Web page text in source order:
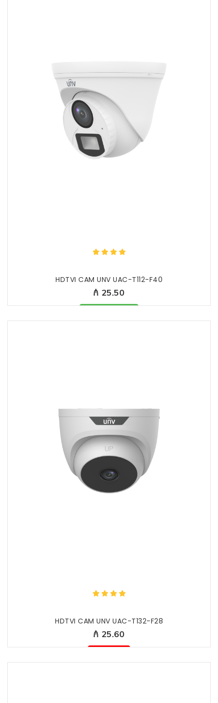
HDTVI CAM UNV UAC-T112-F40
₼ 25.50
Məhsul mövcuddur
HDTVI CAM UNV UAC-T132-F28
₼ 25.60
Mövcud deyil